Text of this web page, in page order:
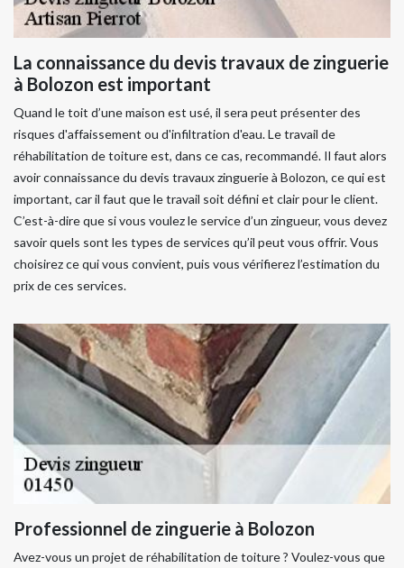
La connaissance du devis travaux de zinguerie
à Bolozon est important
Quand le toit d’une maison est usé, il sera peut présenter des
risques d'affaissement ou d'infiltration d'eau. Le travail de
réhabilitation de toiture est, dans ce cas, recommandé. Il faut alors
avoir connaissance du devis travaux zinguerie à Bolozon, ce qui est
important, car il faut que le travail soit défini et clair pour le client.
C’est-à-dire que si vous voulez le service d’un zingueur, vous devez
savoir quels sont les types de services qu’il peut vous offrir. Vous
choisirez ce qui vous convient, puis vous vérifierez l’estimation du
prix de ces services.
Professionnel de zinguerie à Bolozon
Avez-vous un projet de réhabilitation de toiture ? Voulez-vous que